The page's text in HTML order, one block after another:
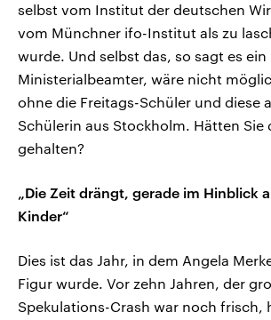
selbst vom Institut der deutschen
vom Münchner ifo-Institut als zu
wurde. Und selbst das, so sagt es ein
Ministerialbeamter, wäre nicht
ohne die Freitags-Schüler und diese
Schülerin aus Stockholm. Hätten Sie
gehalten?
„Die Zeit drängt, gerade im Hinblick
Kinder“
Dies ist das Jahr, in dem Angela
Figur wurde. Vor zehn Jahren, der
Spekulations-Crash war noch frisch,